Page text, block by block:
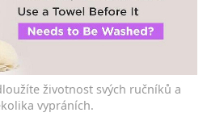
životnost svých ručníků a
vypráních.